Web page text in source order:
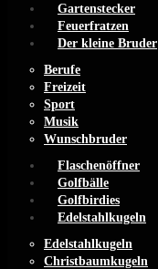
Gartenstecker
Feuerfratzen
Der kleine Bruder
Berufe
Freizeit
Sport
Musik
Wunschbruder
Flaschenöffner
Golfbälle
Golfbirdies
Edelstahlkugeln
Edelstahlkugeln
Christbaumkugeln